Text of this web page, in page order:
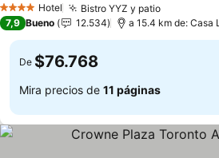
4 EstrellasHotel Bistro YYZ y patioVer
Ver precios
7,9 Bueno 12.534 a 15.4 km de: Casa
De $76.768
Mira precios de 11 páginas